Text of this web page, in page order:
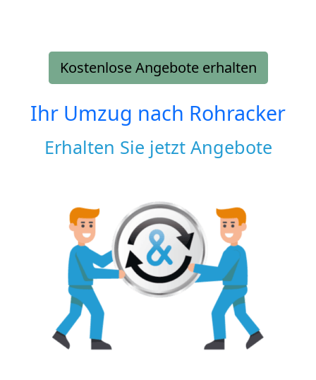
Kostenlose Angebote erhalten
Ihr Umzug nach Rohracker
Erhalten Sie jetzt Angebote